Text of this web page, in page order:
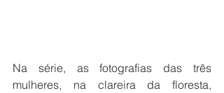
Na série, as fotografias das três
mulheres, na clareira da floresta,